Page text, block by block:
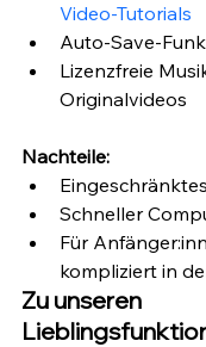
Video-Tutorials
Auto-Save-
Lizenzfreie
Originalvideos
Nachteile:
Schneller
Für
kompliziert in
Zu unseren